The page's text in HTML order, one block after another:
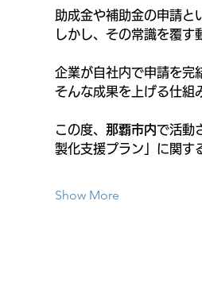
助成金や補助金の申請
しかし、その常識を覆す
企業が自社内で申請を完
そんな成果を上げる仕組
この度、 那覇市内で活動
製化支援プラン」に関す
Show More